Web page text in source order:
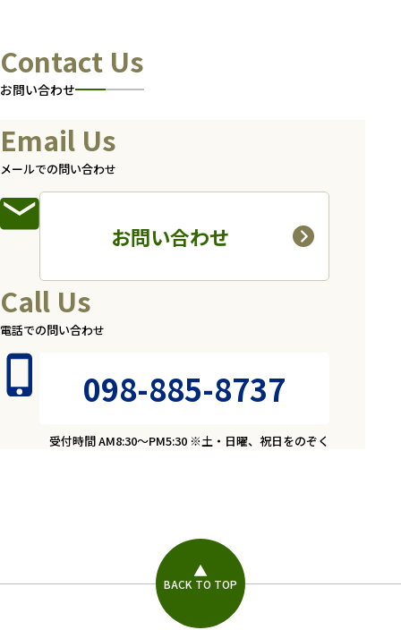
Contact Us
お問い合わせ
Email Us
メールでの問い合わせ
お問い合わせ
Call Us
電話での問い合わせ
098-885-8737
受付時間 AM8:30～PM5:30 ※土・日曜、祝日をのぞく
BACK TO TOP